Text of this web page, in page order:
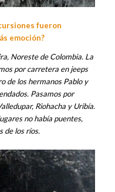
fueron
emoción?
Noreste de Colombia. La
por carretera en jeeps
de los hermanos Pablo y
Pasamos por
Riohacha y Uribía.
no había puentes,
de los ríos.